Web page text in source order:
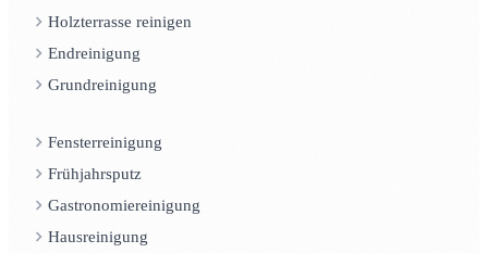
Holzterrasse reinigen
Endreinigung
Grundreinigung
Fensterreinigung
Frühjahrsputz
Gastronomiereinigung
Hausreinigung